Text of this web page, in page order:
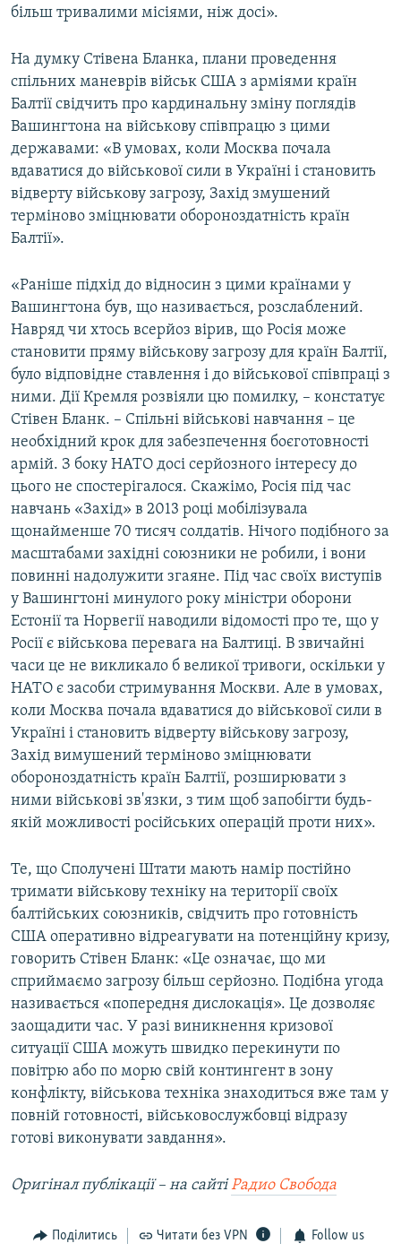
більш тривалими місіями, ніж досі».
На думку Стівена Бланка, плани проведення
спільних маневрів військ США з арміями країн
Балтії свідчить про кардинальну зміну поглядів
Вашингтона на військову співпрацю з цими
державами: «В умовах, коли Москва почала
вдаватися до військової сили в Україні і становить
відверту військову загрозу, Захід змушений
терміново зміцнювати обороноздатність країн
Балтії».
«Раніше підхід до відносин з цими країнами у
Вашингтона був, що називається, розслаблений.
Навряд чи хтось всерйоз вірив, що Росія може
становити пряму військову загрозу для країн Балтії,
було відповідне ставлення і до військової співпраці з
ними. Дії Кремля розвіяли цю помилку, – констатує
Стівен Бланк. – Спільні військові навчання – це
необхідний крок для забезпечення боєготовності
армій. З боку НАТО досі серйозного інтересу до
цього не спостерігалося. Скажімо, Росія під час
навчань «Захід» в 2013 році мобілізувала
щонайменше 70 тисяч солдатів. Нічого подібного за
масштабами західні союзники не робили, і вони
повинні надолужити згаяне. Під час своїх виступів
у Вашингтоні минулого року міністри оборони
Естонії та Норвегії наводили відомості про те, що у
Росії є військова перевага на Балтиці. В звичайні
часи це не викликало б великої тривоги, оскільки у
НАТО є засоби стримування Москви. Але в умовах,
коли Москва почала вдаватися до військової сили в
Україні і становить відверту військову загрозу,
Захід вимушений терміново зміцнювати
обороноздатність країн Балтії, розширювати з
ними військові зв'язки, з тим щоб запобігти будь-
якій можливості російських операцій проти них».
Те, що Сполучені Штати мають намір постійно
тримати військову техніку на території своїх
балтійських союзників, свідчить про готовність
США оперативно відреагувати на потенційну кризу,
говорить Стівен Бланк: «Це означає, що ми
сприймаємо загрозу більш серйозно. Подібна угода
називається «попередня дислокація». Це дозволяє
заощадити час. У разі виникнення кризової
ситуації США можуть швидко перекинути по
повітрю або по морю свій контингент в зону
конфлікту, військова техніка знаходиться вже там у
повній готовності, військовослужбовці відразу
готові виконувати завдання».
Оригінал публікації– на сайті Радио Свобода
Поділитись Читати без VPN Follow us